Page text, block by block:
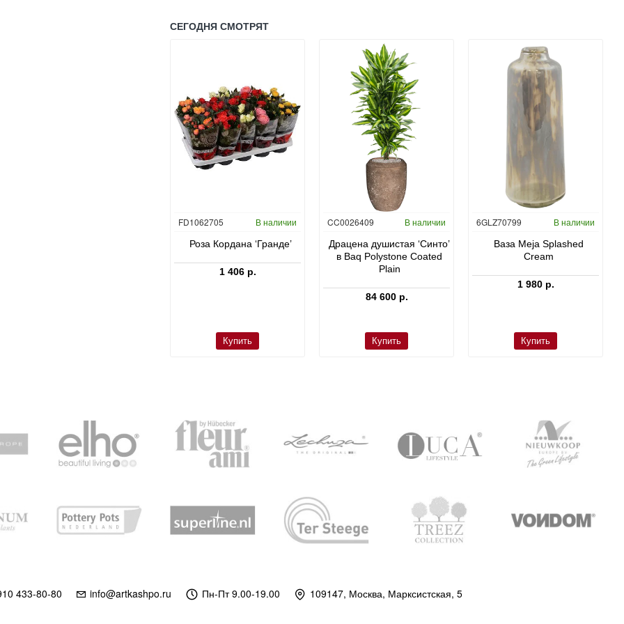
СЕГОДНЯ СМОТРЯТ
FD1062705 В наличии
Роза Кордана ‘Гранде’
1 406 р.
Купить
CC0026409 В наличии
Драцена душистая ‘Синто’
в Baq Polystone Coated
Plain
84 600 р.
Купить
6GLZ70799 В наличии
Ваза Meja Splashed
Cream
1 980 р.
Купить
433-80-80 info@artkashpo.ru Пн-Пт 9.00-19.00 109147, Москва, Марксистская, 5